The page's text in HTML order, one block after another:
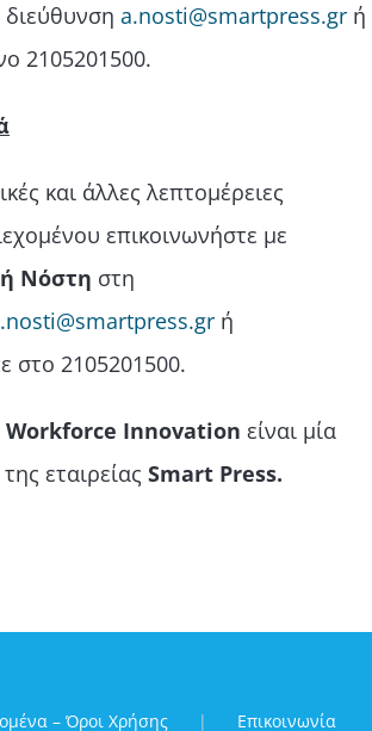
διεύθυνση a.nosti@smartpress.gr ή
2105201500.
και άλλες λεπτομέρειες
επικοινωνήστε με
Νόστη στη
ή
στο 2105201500.
Workforce Innovation είναι μία
εταιρείας Smart Press.
– Όροι Χρήσης Επικοινωνία